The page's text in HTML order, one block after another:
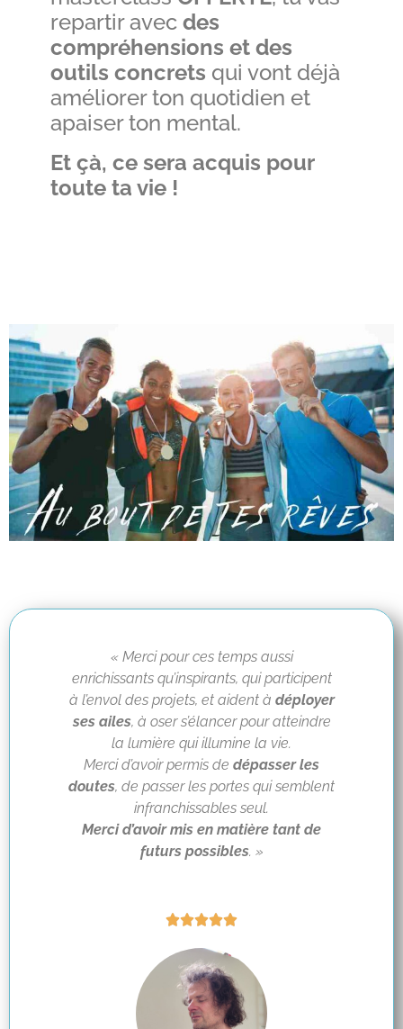
repartir avec des
compréhensions et des
outils concrets qui vont déjà
améliorer ton quotidien et
apaiser ton mental.
Et çà, ce sera acquis pour
toute ta vie !
« Merci pour ces temps aussi
enrichissants qu’inspirants, qui participent
à l’envol des projets, et aident à déployer
ses ailes, à oser s’élancer pour atteindre
la lumière qui illumine la vie.
Merci d’avoir permis de dépasser les
doutes, de passer les portes qui semblent
infranchissables seul.
Merci d’avoir mis en matière tant de
futurs possibles. »
